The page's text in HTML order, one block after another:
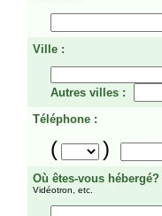
Ville :
Autres villes :
Téléphone :
( )
Où êtes-vous hébergé?
Vidéotron, etc.